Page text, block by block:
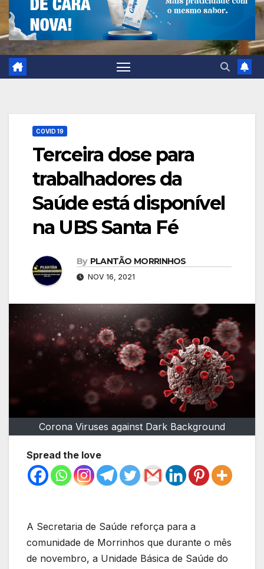
COVID 19
Terceira dose para
trabalhadores da
Saúde está disponível
na UBS Santa Fé
By PLANTÃO MORRINHOS
NOV 16, 2021
Corona Viruses against Dark Background
Spread the love
A Secretaria de Saúde reforça para a
comunidade de Morrinhos que durante o mês
de novembro, a Unidade Básica de Saúde do